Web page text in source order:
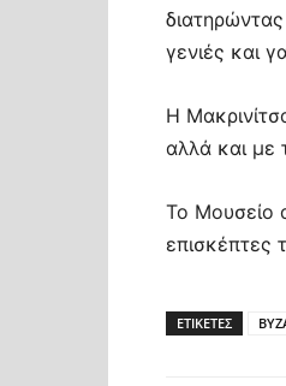
γενιές και
Η
αλλά και με
Το Μουσείο
επισκέπτες
ΕΤΙΚΕΤΕΣ